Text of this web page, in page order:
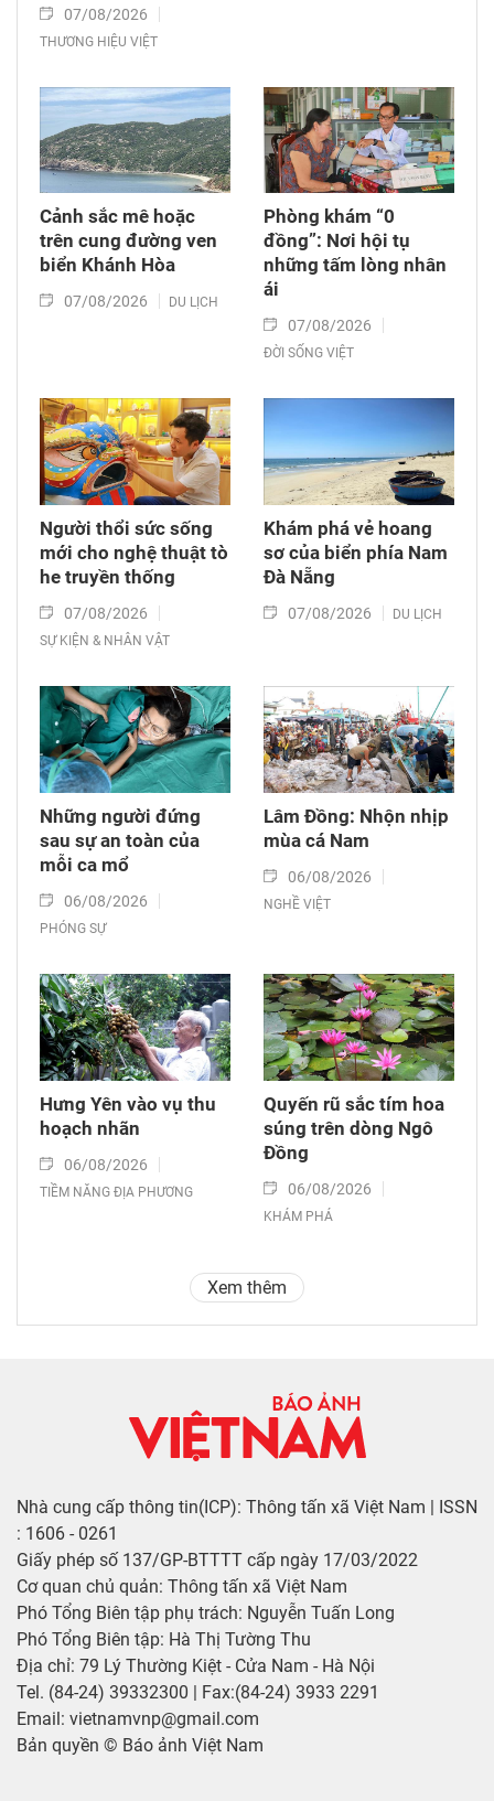
07/08/2026
THƯƠNG HIỆU VIỆT
Cảnh sắc mê hoặc
trên cung đường ven
biển Khánh Hòa
07/08/2026 DU LỊCH
Phòng khám “0
đồng”: Nơi hội tụ
những tấm lòng nhân
ái
07/08/2026
ĐỜI SỐNG VIỆT
Người thổi sức sống
mới cho nghệ thuật tò
he truyền thống
07/08/2026
SỰ KIỆN & NHÂN VẬT
Khám phá vẻ hoang
sơ của biển phía Nam
Đà Nẵng
07/08/2026 DU LỊCH
Những người đứng
sau sự an toàn của
mỗi ca mổ
06/08/2026
PHÓNG SỰ
Lâm Đồng: Nhộn nhịp
mùa cá Nam
06/08/2026
NGHỀ VIỆT
Hưng Yên vào vụ thu
hoạch nhãn
06/08/2026
TIỀM NĂNG ĐỊA PHƯƠNG
Quyến rũ sắc tím hoa
súng trên dòng Ngô
Đồng
06/08/2026
KHÁM PHÁ
Xem thêm
Nhà cung cấp thông tin(ICP): Thông tấn xã Việt Nam | ISSN
: 1606 - 0261
Giấy phép số 137/GP-BTTTT cấp ngày 17/03/2022
Cơ quan chủ quản: Thông tấn xã Việt Nam
Phó Tổng Biên tập phụ trách: Nguyễn Tuấn Long
Phó Tổng Biên tập: Hà Thị Tường Thu
Địa chỉ: 79 Lý Thường Kiệt - Cửa Nam - Hà Nội
Tel. (84-24) 39332300 | Fax:(84-24) 3933 2291
Email: vietnamvnp@gmail.com
Bản quyền © Báo ảnh Việt Nam